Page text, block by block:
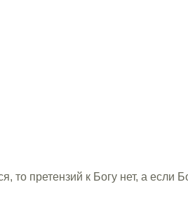
то претензий к Богу нет, а если